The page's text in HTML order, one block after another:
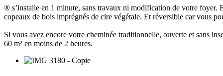
® s’installe en 1 minute, sans travaux ni modification de votre
copeaux de bois imprégnés de cire végétale. Et réversible car vous
Si vous avez encore votre cheminée traditionnelle, ouverte et sans
60 m² en moins de 2 heures.